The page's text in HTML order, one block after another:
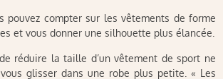
pouvez compter sur les vêtements de forme
et vous donner une silhouette plus élancée.
réduire la taille d’un vêtement de sport ne
glisser dans une robe plus petite. « Les